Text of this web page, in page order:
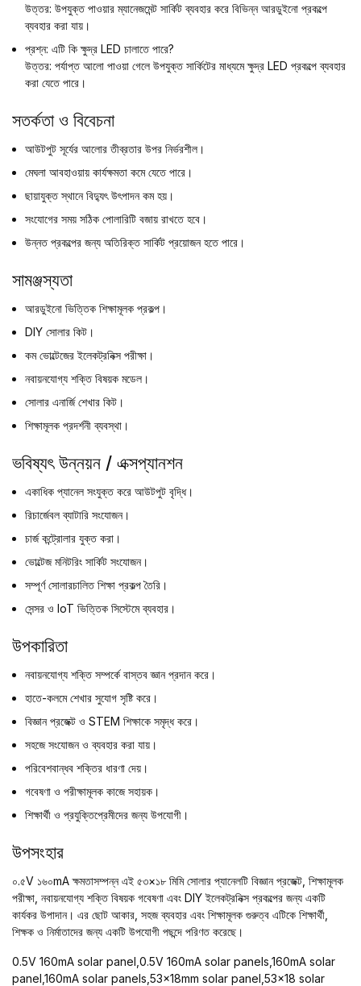
উত্তর: উপযুক্ত পাওয়ার ম্যানেজমেন্ট সার্কিট ব্যবহার করে বিভিন্ন আরডুইনো প্রকল্পে
ব্যবহার করা যায়।
প্রশ্ন: এটি কি ক্ষুদ্র LED চালাতে পারে?
উত্তর: পর্যাপ্ত আলো পাওয়া গেলে উপযুক্ত সার্কিটের মাধ্যমে ক্ষুদ্র LED প্রকল্পে ব্যবহার
করা যেতে পারে।
সতর্কতা ও বিবেচনা
আউটপুট সূর্যের আলোর তীব্রতার উপর নির্ভরশীল।
মেঘলা আবহাওয়ায় কার্যক্ষমতা কমে যেতে পারে।
ছায়াযুক্ত স্থানে বিদ্যুৎ উৎপাদন কম হয়।
সংযোগের সময় সঠিক পোলারিটি বজায় রাখতে হবে।
উন্নত প্রকল্পের জন্য অতিরিক্ত সার্কিট প্রয়োজন হতে পারে।
সামঞ্জস্যতা
আরডুইনো ভিত্তিক শিক্ষামূলক প্রকল্প।
DIY সোলার কিট।
কম ভোল্টেজের ইলেকট্রনিক্স পরীক্ষা।
নবায়নযোগ্য শক্তি বিষয়ক মডেল।
সোলার এনার্জি শেখার কিট।
শিক্ষামূলক প্রদর্শনী ব্যবস্থা।
ভবিষ্যৎ উন্নয়ন / এক্সপ্যানশন
একাধিক প্যানেল সংযুক্ত করে আউটপুট বৃদ্ধি।
রিচার্জেবল ব্যাটারি সংযোজন।
চার্জ কন্ট্রোলার যুক্ত করা।
ভোল্টেজ মনিটরিং সার্কিট সংযোজন।
সম্পূর্ণ সোলারচালিত শিক্ষা প্রকল্প তৈরি।
সেন্সর ও IoT ভিত্তিক সিস্টেমে ব্যবহার।
উপকারিতা
নবায়নযোগ্য শক্তি সম্পর্কে বাস্তব জ্ঞান প্রদান করে।
হাতে-কলমে শেখার সুযোগ সৃষ্টি করে।
বিজ্ঞান প্রজেক্ট ও STEM শিক্ষাকে সমৃদ্ধ করে।
সহজে সংযোজন ও ব্যবহার করা যায়।
পরিবেশবান্ধব শক্তির ধারণা দেয়।
গবেষণা ও পরীক্ষামূলক কাজে সহায়ক।
শিক্ষার্থী ও প্রযুক্তিপ্রেমীদের জন্য উপযোগী।
উপসংহার
০.৫V ১৬০mA ক্ষমতাসম্পন্ন এই ৫৩×১৮ মিমি সোলার প্যানেলটি বিজ্ঞান প্রজেক্ট, শিক্ষামূলক
পরীক্ষা, নবায়নযোগ্য শক্তি বিষয়ক গবেষণা এবং DIY ইলেকট্রনিক্স প্রকল্পের জন্য একটি
কার্যকর উপাদান। এর ছোট আকার, সহজ ব্যবহার এবং শিক্ষামূলক গুরুত্ব এটিকে শিক্ষার্থী,
শিক্ষক ও নির্মাতাদের জন্য একটি উপযোগী পছন্দে পরিণত করেছে।
0.5V 160mA solar panel,0.5V 160mA solar panels,160mA solar
panel,160mA solar panels,53x18mm solar panel,53x18 solar